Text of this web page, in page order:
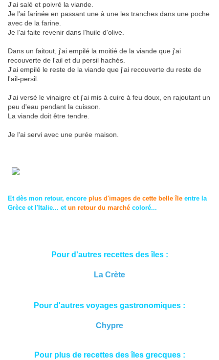
J'ai salé et poivré la viande.
Je l'ai farinée en passant une à une les tranches dans une poche
avec de la farine.
Je l'ai faite revenir dans l'huile d'olive.
Dans un faitout, j'ai empilé la moitié de la viande que j'ai
recouverte de l'ail et du persil hachés.
J'ai empilé le reste de la viande que j'ai recouverte du reste de
l'ail-persil.
J'ai versé le vinaigre et j'ai mis à cuire à feu doux, en rajoutant un
peu d'eau pendant la cuisson.
La viande doit être tendre.
Je l'ai servi avec une purée maison.
Et dès mon retour, encore plus d'images de cette belle île entre la
Grèce et l'Italie... et un retour du marché coloré...
Pour d'autres recettes des îles :
La Crète
Pour d'autres voyages gastronomiques :
Chypre
Pour plus de recettes des îles grecques :